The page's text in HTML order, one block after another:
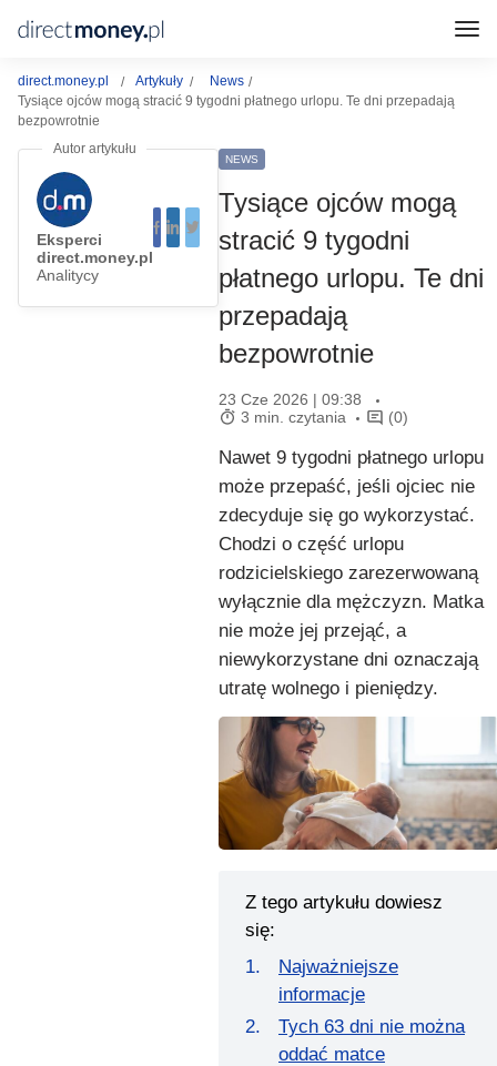
direct.money.pl Artykuły
News
Tysiące ojców mogą stracić 9 tygodni płatnego urlopu. Te dni przepadają
bezpowrotnie
Eksperci
direct.money.pl
Analitycy
NEWS
Tysiące ojców mogą
stracić 9 tygodni
płatnego urlopu. Te dni
przepadają
bezpowrotnie
23 Cze 2026 | 09:38
3 min. czytania
(0)
Nawet 9 tygodni płatnego urlopu
może przepaść, jeśli ojciec nie
zdecyduje się go wykorzystać.
Chodzi o część urlopu
rodzicielskiego zarezerwowaną
wyłącznie dla mężczyzn. Matka
nie może jej przejąć, a
niewykorzystane dni oznaczają
utratę wolnego i pieniędzy.
Z tego artykułu dowiesz
się:
Najważniejsze
informacje
Tych 63 dni nie można
oddać matce